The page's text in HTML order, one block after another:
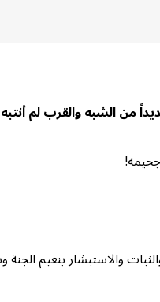
من الشبه والقرب لم أنتبه
والاستبشار بنعيم الجنة